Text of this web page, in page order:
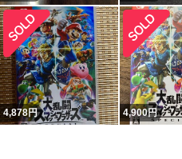
4,878円 4,900円